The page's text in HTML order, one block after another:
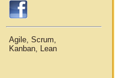
Agile, Scrum,
Kanban, Lean